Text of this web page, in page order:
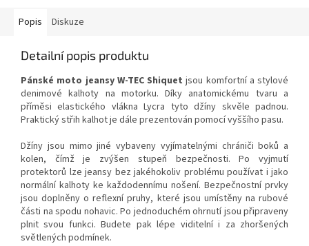
Popis Diskuze
Detailní popis produktu
Pánské moto jeansy W-TEC Shiquetjsou komfortní a stylové
denimové kalhoty na motorku. Díky anatomickému tvaru a
příměsi elastického vlákna Lycra tyto džíny skvěle padnou.
Praktický střih kalhot je dále prezentován pomocí vyššího pasu.
Džíny jsou mimo jiné vybaveny vyjímatelnými chrániči boků a
kolen, čímž je zvýšen stupeň bezpečnosti. Po vyjmutí
protektorů lze jeansy bez jakéhokoliv problému používat i jako
normální kalhoty ke každodennímu nošení. Bezpečnostní prvky
jsou doplněny o reflexní pruhy, které jsou umístěny na rubové
části na spodu nohavic. Po jednoduchém ohrnutí jsou připraveny
plnit svou funkci. Budete pak lépe viditelní i za zhoršených
světlených podmínek.